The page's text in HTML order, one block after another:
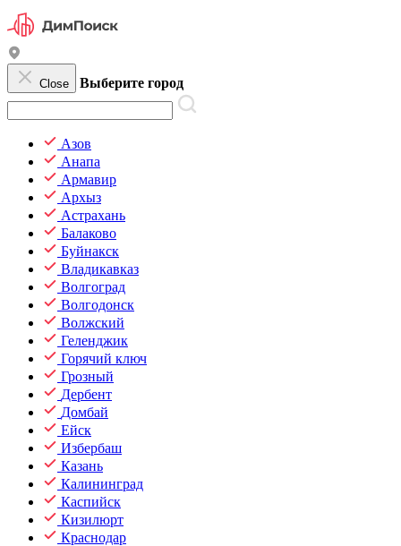
Close Выберите город
Азов
Анапа
Армавир
Архыз
Астрахань
Балаково
Буйнакск
Владикавказ
Волгоград
Волгодонск
Волжский
Геленджик
Горячий ключ
Грозный
Дербент
Домбай
Ейск
Избербаш
Казань
Калининград
Каспийск
Кизилюрт
Краснодар